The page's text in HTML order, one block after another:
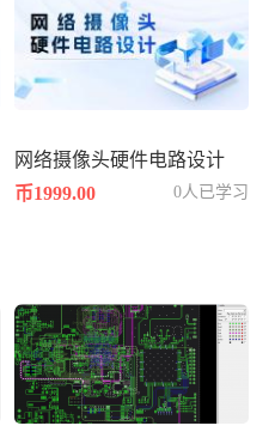
网络摄像头硬件电路设计
币1999.00
0人已学习